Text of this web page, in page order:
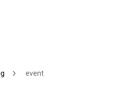
event